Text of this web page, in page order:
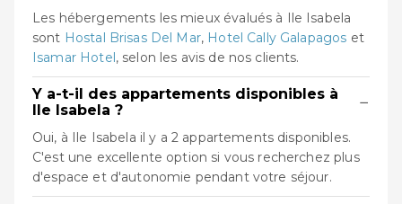
Les hébergements les mieux évalués à Ile Isabela
sont Hostal Brisas Del Mar, Hotel Cally Galapagos et
Isamar Hotel, selon les avis de nos clients.
Y a-t-il des appartements disponibles à
Ile Isabela ?
−
Oui, à Ile Isabela il y a 2 appartements disponibles.
C'est une excellente option si vous recherchez plus
d'espace et d'autonomie pendant votre séjour.